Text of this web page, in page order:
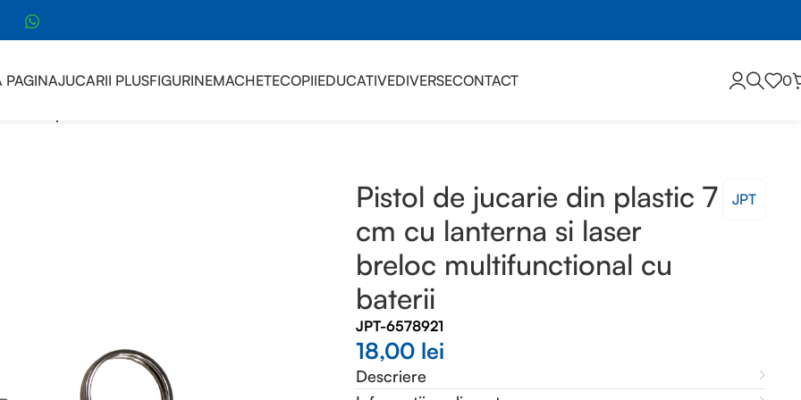
PAGINAJUCARII PLUSFIGURINEMACHETECOPIIEDUCATIVEDIVERSECONTACT
0
Pistol de jucarie din plastic 7
cm cu lanterna si laser
breloc multifunctional cu
baterii
JPT
JPT-6578921
18,00 lei
Descriere